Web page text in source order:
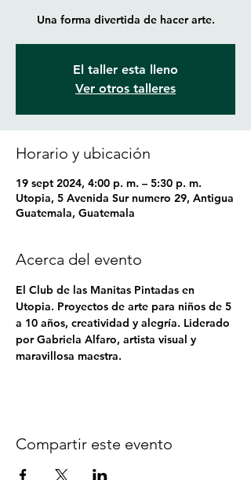
Una forma divertida de hacer arte.
El taller esta lleno
Ver otros talleres
Horario y ubicación
19 sept 2024, 4:00 p. m. – 5:30 p. m.
Utopia, 5 Avenida Sur numero 29, Antigua
Guatemala, Guatemala
Acerca del evento
El Club de las Manitas Pintadas en
Utopia. Proyectos de arte para niños de 5
a 10 años, creatividad y alegría. Liderado
por Gabriela Alfaro, artista visual y
maravillosa maestra.
Compartir este evento